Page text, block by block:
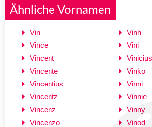
Ähnliche Vornamen
Vin
Vince
Vincent
Vincente
Vincentius
Vincentz
Vincenz
Vincenzo
Vinh
Vini
Vinicius
Vinko
Vinni
Vinnie
Vinny
Vinod